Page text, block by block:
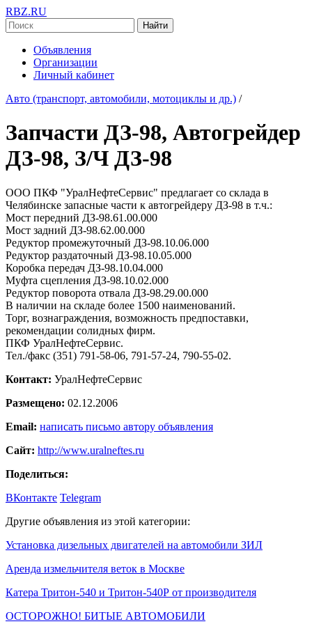
RBZ.RU
Найти
Объявления
Организации
Личный кабинет
Авто (транспорт, автомобили, мотоциклы и др.) /
Запчасти ДЗ-98, Автогрейдер
ДЗ-98, З/Ч ДЗ-98
ООО ПКФ "УралНефтеСервис" предлагает со склада в
Челябинске запасные части к автогрейдеру ДЗ-98 в т.ч.:
Мост передний ДЗ-98.61.00.000
Мост задний ДЗ-98.62.00.000
Редуктор промежуточный ДЗ-98.10.06.000
Редуктор раздаточный ДЗ-98.10.05.000
Коробка передач ДЗ-98.10.04.000
Муфта сцепления ДЗ-98.10.02.000
Редуктор поворота отвала ДЗ-98.29.00.000
В наличии на складе более 1500 наименований.
Торг, вознаграждения, возможность предпоставки,
рекомендации солидных фирм.
ПКФ УралНефтеСервис.
Тел./факс (351) 791-58-06, 791-57-24, 790-55-02.
Контакт: УралНефтеСервис
Размещено: 02.12.2006
Email: написать письмо автору объявления
Сайт: http://www.uralneftes.ru
Поделиться:
ВКонтакте Telegram
Другие объявления из этой категории:
Установка дизельных двигателей на автомобили ЗИЛ
Аренда измельчителя веток в Москве
Катера Тритон-540 и Тритон-540Р от производителя
ОСТОРОЖНО! БИТЫЕ АВТОМОБИЛИ